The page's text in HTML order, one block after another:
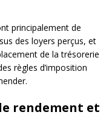
principalement de
des loyers perçus, et
de la trésorerie
règles d’imposition
rendement et